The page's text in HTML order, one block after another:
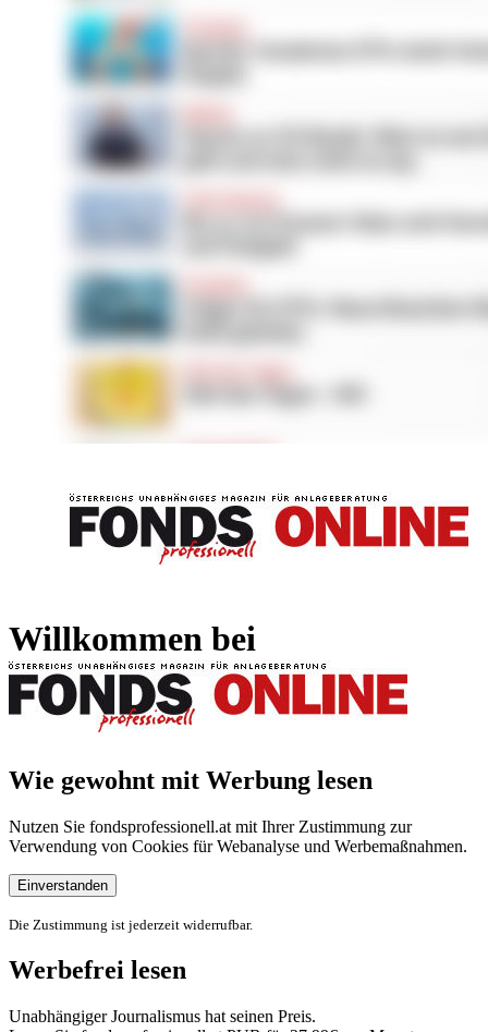
Willkommen bei
Wie gewohnt mit Werbung lesen
Nutzen Sie fondsprofessionell.at mit Ihrer Zustimmung zur
Verwendung von Cookies für Webanalyse und Werbemaßnahmen.
Einverstanden
Die Zustimmung ist jederzeit widerrufbar.
Werbefrei lesen
Unabhängiger Journalismus hat seinen Preis.